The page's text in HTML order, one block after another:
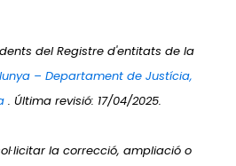
del Registre d'entitats de la
– Departament de Justícia,
. Última revisió: 17/04/2025.
la correcció, ampliació o